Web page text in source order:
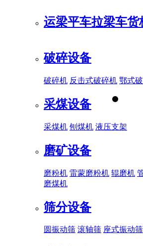
运梁平车拉梁车货
破碎设备
破碎机 反击式破碎机 鄂式
采煤设备
采煤机 刨煤机 液压支架
磨矿设备
磨粉机 雷蒙磨粉机 辊磨机
磨煤机
筛分设备
圆振动筛 滚轴筛 座式振动筛